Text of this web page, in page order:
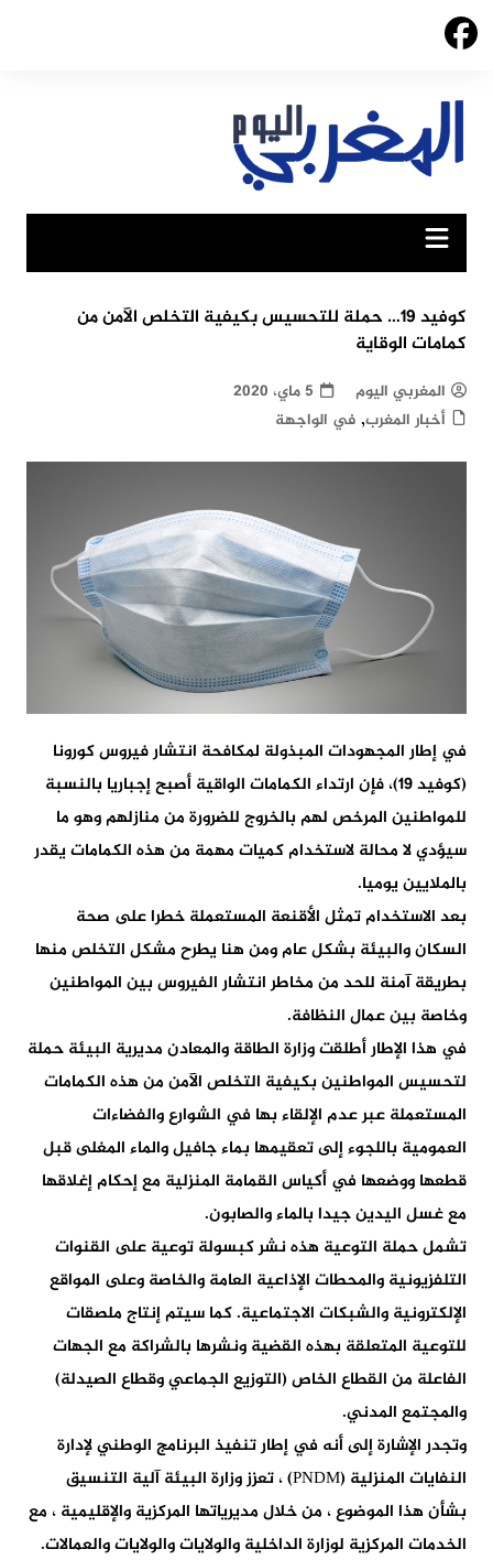
Skip
كوفيد 19… حملة للتحسيس بكيفية التخلص الآمن من
كمامات الوقاية
المغربي اليوم
5 ماي، 2020
أخبار المغرب, في الواجهة
في إطار المجهودات المبذولة لمكافحة انتشار فيروس كورونا
(كوفيد 19)، فإن ارتداء الكمامات الواقية أصبح إجباريا بالنسبة
للمواطنين المرخص لهم بالخروج للضرورة من منازلهم وهو ما
سيؤدي لا محالة لاستخدام كميات مهمة من هذه الكمامات يقدر
بالملايين يوميا.
بعد الاستخدام تمثل الأقنعة المستعملة خطرا على صحة
السكان والبيئة بشكل عام ومن هنا يطرح مشكل التخلص منها
بطريقة آمنة للحد من مخاطر انتشار الفيروس بين المواطنين
وخاصة بين عمال النظافة.
في هذا الإطار أطلقت وزارة الطاقة والمعادن مديرية البيئة حملة
لتحسيس المواطنين بكيفية التخلص الآمن من هذه الكمامات
المستعملة عبر عدم الإلقاء بها في الشوارع والفضاءات
العمومية باللجوء إلى تعقيمها بماء جافيل والماء المغلى قبل
قطعها ووضعها في أكياس القمامة المنزلية مع إحكام إغلاقها
مع غسل اليدين جيدا بالماء والصابون.
تشمل حملة التوعية هذه نشر كبسولة توعية على القنوات
التلفزيونية والمحطات الإذاعية العامة والخاصة وعلى المواقع
الإلكترونية والشبكات الاجتماعية. كما سيتم إنتاج ملصقات
للتوعية المتعلقة بهذه القضية ونشرها بالشراكة مع الجهات
الفاعلة من القطاع الخاص (التوزيع الجماعي وقطاع الصيدلة)
والمجتمع المدني.
وتجدر الإشارة إلى أنه في إطار تنفيذ البرنامج الوطني لإدارة
النفايات المنزلية (PNDM) ، تعزز وزارة البيئة آلية التنسيق
بشأن هذا الموضوع ، من خلال مديرياتها المركزية والإقليمية ، مع
الخدمات المركزية لوزارة الداخلية والولايات والولايات والعمالات.